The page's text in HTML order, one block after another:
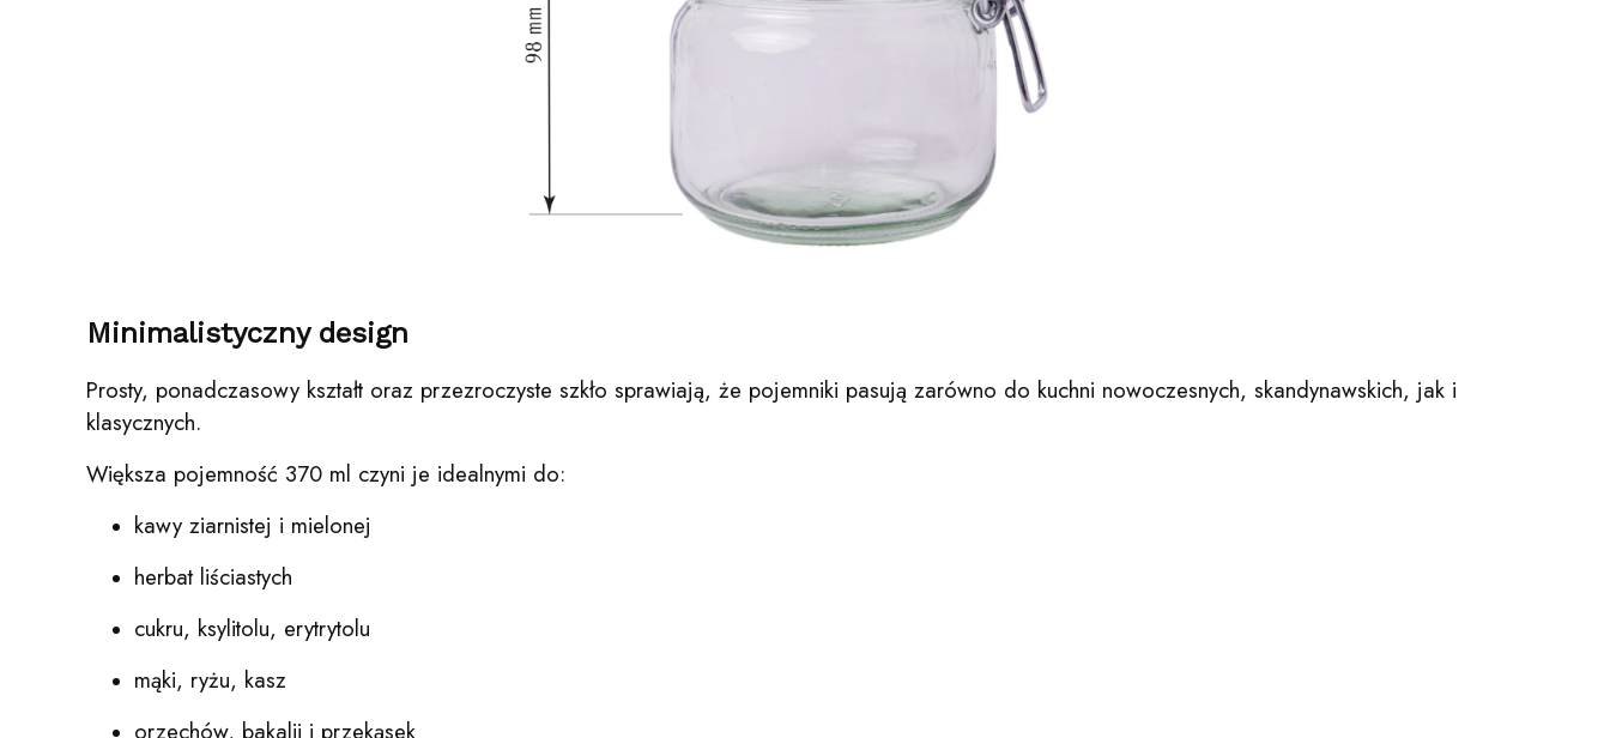
Minimalistyczny design
Prosty, ponadczasowy kształt oraz przezroczyste szkło sprawiają, że pojemniki pasują zarówno do kuchni nowoczesnych, skandynawskich, jak i
klasycznych.
Większa pojemność 370 ml czyni je idealnymi do:
kawy ziarnistej i mielonej
herbat liściastych
cukru, ksylitolu, erytrytolu
mąki, ryżu, kasz